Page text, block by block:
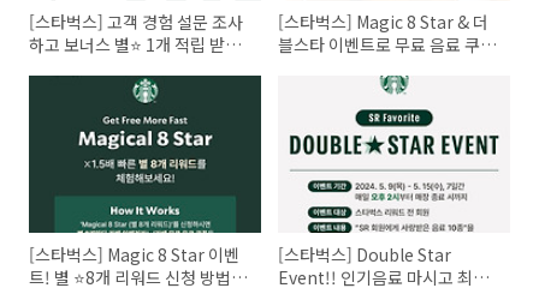
[스타벅스] 고객 경험 설문 조사
하고 보너스 별⭐ 1개 적립 받은
[스타벅스] Magic 8 Star & 더
블스타 이벤트로 무료 음료 쿠폰
원 이상 추가 적립까지! 5월 이
[스타벅스] Magic 8 Star 이벤
트! 별 ⭐8개 리워드 신청 방법,
[스타벅스] Double Star
Event!! 인기음료 마시고 최대